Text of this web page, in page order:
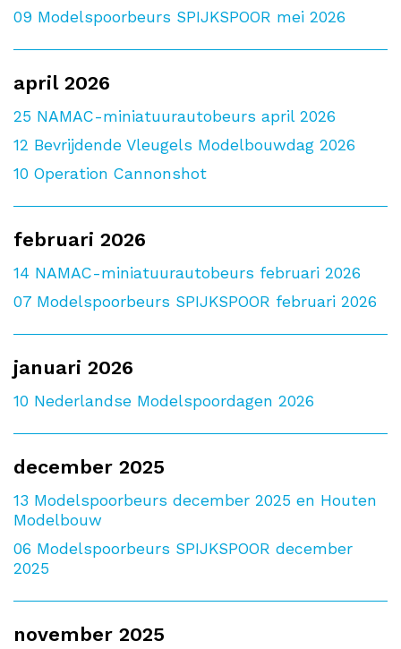
09 Modelspoorbeurs SPIJKSPOOR mei 2026
april 2026
25 NAMAC-miniatuurautobeurs april 2026
12 Bevrijdende Vleugels Modelbouwdag 2026
10 Operation Cannonshot
februari 2026
14 NAMAC-miniatuurautobeurs februari 2026
07 Modelspoorbeurs SPIJKSPOOR februari 2026
januari 2026
10 Nederlandse Modelspoordagen 2026
december 2025
13 Modelspoorbeurs december 2025 en Houten
Modelbouw
06 Modelspoorbeurs SPIJKSPOOR december
2025
november 2025